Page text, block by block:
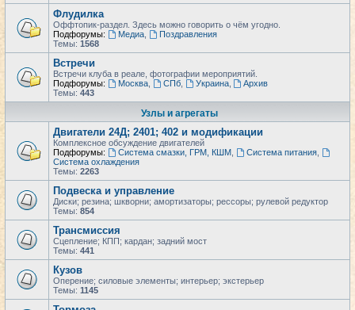
Флудилка
Оффтопик-раздел. Здесь можно говорить о чём угодно.
Подфорумы:
Медиа,
Поздравления
Темы: 1568
Встречи
Встречи клуба в реале, фотографии мероприятий.
Подфорумы:
Москва, СПб, Украина,
Архив
Темы: 443
Узлы и агрегаты
Двигатели 24Д; 2401; 402 и модификации
Комплексное обсуждение двигателей
Подфорумы:
Система смазки, ГРМ, КШМ, Система питания,
Система охлаждения
Темы: 2263
Подвеска и управление
Диски; резина; шкворни; амортизаторы; рессоры; рулевой редуктор
Темы: 854
Трансмиссия
Сцепление; КПП; кардан; задний мост
Темы: 441
Кузов
Оперение; силовые элементы; интерьер; экстерьер
Темы: 1145